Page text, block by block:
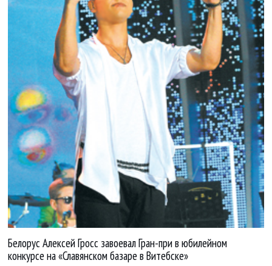
Белорус Алексей Гросс завоевал Гран-при в юбилейном
конкурсе на «Славянском базаре в Витебске»